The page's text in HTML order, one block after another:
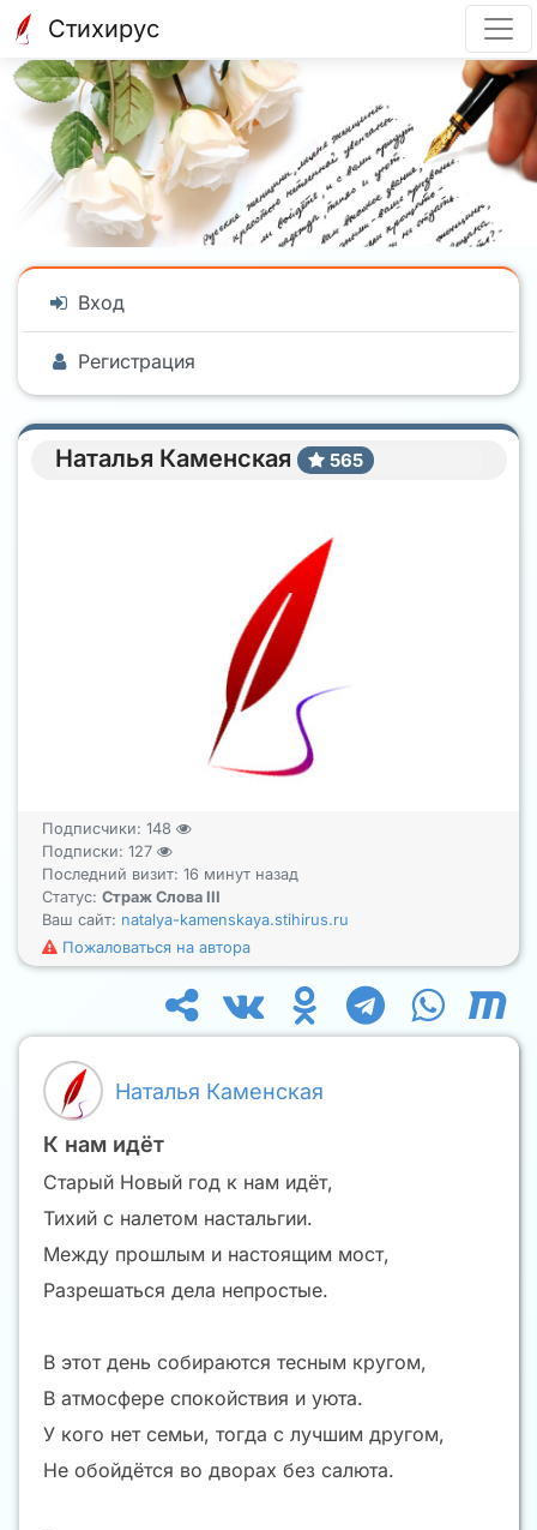
Стихирус
Вход
Регистрация
Наталья Каменская 565
Подписчики: 148
Подписки: 127
Последний визит: 16 минут назад
Статус: Страж Слова III
Ваш сайт: natalya-kamenskaya.stihirus.ru
Пожаловаться на автора
Наталья Каменская
К нам идёт
Старый Новый год к нам идёт,
Тихий с налетом настальгии.
Между прошлым и настоящим мост,
Разрешаться дела непростые.
В этот день собираются тесным кругом,
В атмосфере спокойствия и уюта.
У кого нет семьи, тогда с лучшим другом,
Не обойдётся во дворах без салюта.